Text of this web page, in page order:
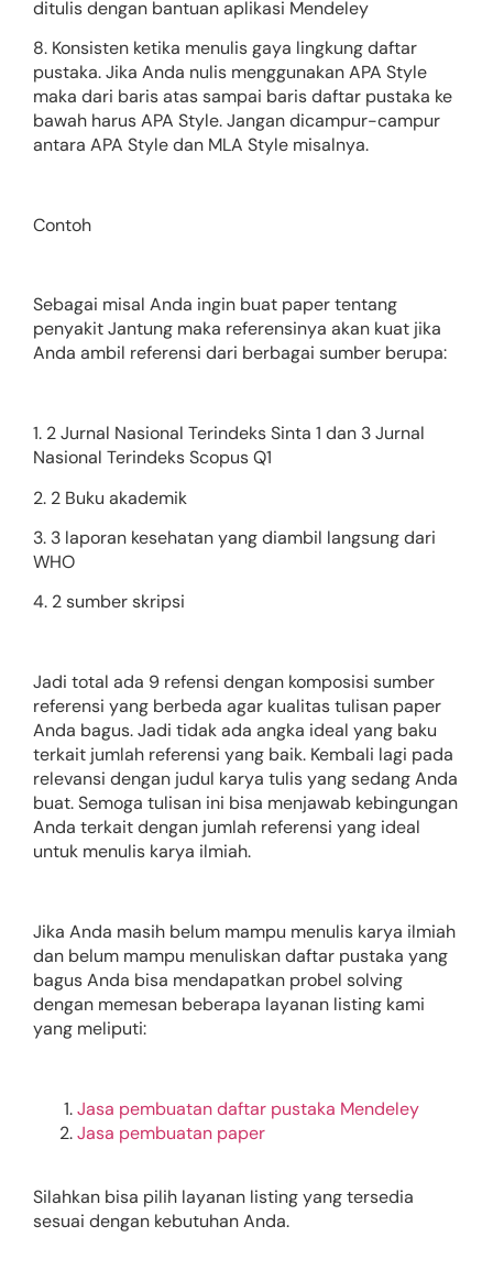
ditulis dengan bantuan aplikasi Mendeley
8. Konsisten ketika menulis gaya lingkung daftar
pustaka. Jika Anda nulis menggunakan APA Style
maka dari baris atas sampai baris daftar pustaka ke
bawah harus APA Style. Jangan dicampur-campur
antara APA Style dan MLA Style misalnya.
Contoh
Sebagai misal Anda ingin buat paper tentang
penyakit Jantung maka referensinya akan kuat jika
Anda ambil referensi dari berbagai sumber berupa:
1. 2 Jurnal Nasional Terindeks Sinta 1 dan 3 Jurnal
Nasional Terindeks Scopus Q1
2. 2 Buku akademik
3. 3 laporan kesehatan yang diambil langsung dari
WHO
4. 2 sumber skripsi
Jadi total ada 9 refensi dengan komposisi sumber
referensi yang berbeda agar kualitas tulisan paper
Anda bagus. Jadi tidak ada angka ideal yang baku
terkait jumlah referensi yang baik. Kembali lagi pada
relevansi dengan judul karya tulis yang sedang Anda
buat. Semoga tulisan ini bisa menjawab kebingungan
Anda terkait dengan jumlah referensi yang ideal
untuk menulis karya ilmiah.
Jika Anda masih belum mampu menulis karya ilmiah
dan belum mampu menuliskan daftar pustaka yang
bagus Anda bisa mendapatkan probel solving
dengan memesan beberapa layanan listing kami
yang meliputi:
Jasa pembuatan daftar pustaka Mendeley
Jasa pembuatan paper
Silahkan bisa pilih layanan listing yang tersedia
sesuai dengan kebutuhan Anda.